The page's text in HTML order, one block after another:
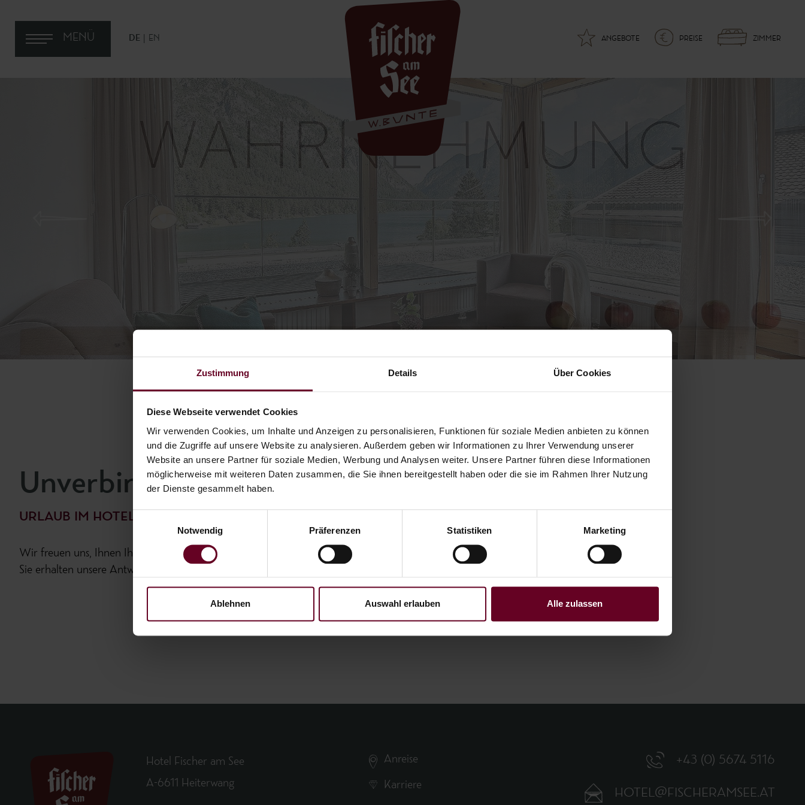
Zustimmung Details Über Cookies
Diese Webseite verwendet Cookies
Wir verwenden Cookies, um Inhalte und Anzeigen zu personalisieren, Funktionen für soziale Medien anbieten zu können
und die Zugriffe auf unsere Website zu analysieren. Außerdem geben wir Informationen zu Ihrer Verwendung unserer
Website an unsere Partner für soziale Medien, Werbung und Analysen weiter. Unsere Partner führen diese Informationen
möglicherweise mit weiteren Daten zusammen, die Sie ihnen bereitgestellt haben oder die sie im Rahmen Ihrer Nutzung
der Dienste gesammelt haben.
Notwendig
Präferenzen Statistiken Marketing
Ablehnen Auswahl erlauben Alle zulassen
MENÜ DE EN ANGEBOTE PREISE ZIMMER
Unverbindlich anfragen
URLAUB IM HOTEL FISCHER AM SEE
Wir freuen uns, Ihnen Ihr individuelles Urlaubsangebot unterbreiten zu dürfen.
Sie erhalten unsere Antwort umgehend per E-Mail.
Hotel Fischer am See
A-6611 Heiterwang
Anreise
Karriere
+43 (0) 5674 5116
HOTEL@FISCHERAMSEE.AT